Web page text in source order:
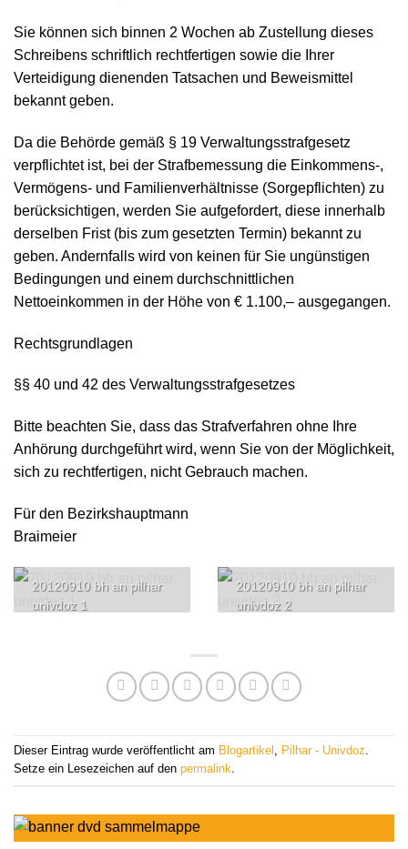
Sie können sich binnen 2 Wochen ab Zustellung dieses
Schreibens schriftlich rechtfertigen sowie die Ihrer
Verteidigung dienenden Tatsachen und Beweismittel
bekannt geben.
Da die Behörde gemäß § 19 Verwaltungsstrafgesetz
verpflichtet ist, bei der Strafbemessung die Einkommens-,
Vermögens- und Familienverhältnisse (Sorgepflichten) zu
berücksichtigen, werden Sie aufgefordert, diese innerhalb
derselben Frist (bis zum gesetzten Termin) bekannt zu
geben. Andernfalls wird von keinen für Sie ungünstigen
Bedingungen und einem durchschnittlichen
Nettoeinkommen in der Höhe von € 1.100,– ausgegangen.
Rechtsgrundlagen
§§ 40 und 42 des Verwaltungsstrafgesetzes
Bitte beachten Sie, dass das Strafverfahren ohne Ihre
Anhörung durchgeführt wird, wenn Sie von der Möglichkeit,
sich zu rechtfertigen, nicht Gebrauch machen.
Für den Bezirkshauptmann
Braimeier
20120910 bh an pilhar
univdoz 1
20120910 bh an pilhar
univdoz 2
Dieser Eintrag wurde veröffentlicht am Blogartikel , Pilhar - Univdoz.
Setze ein Lesezeichen auf den permalink.